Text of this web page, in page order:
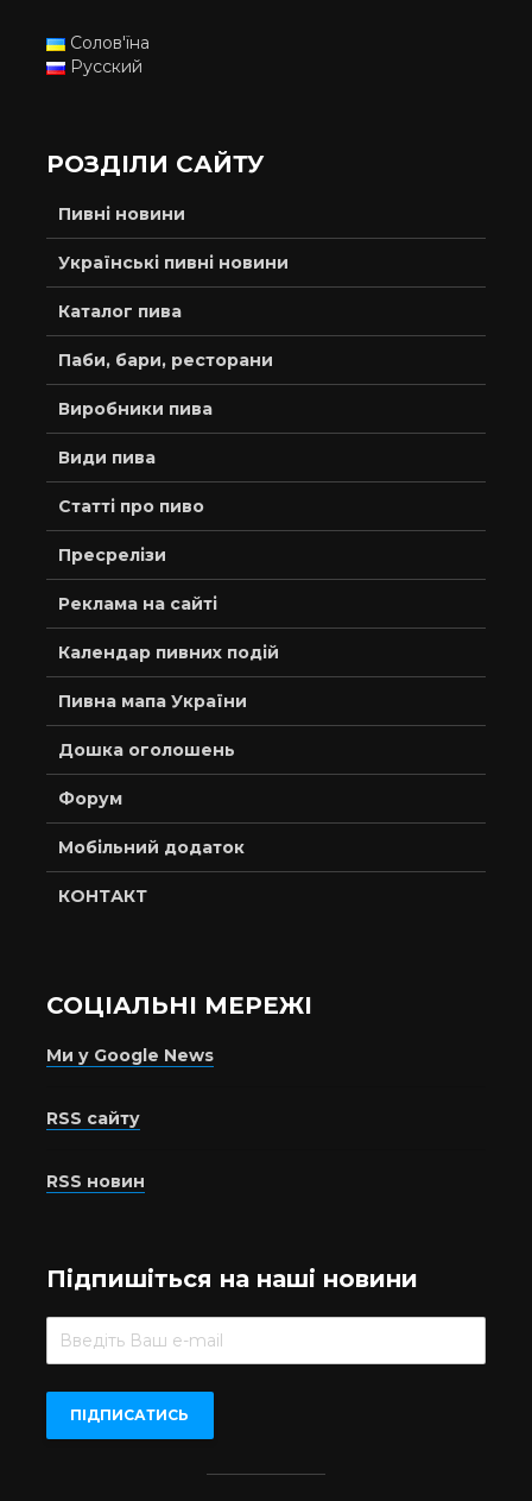
Солов'їна
Русский
РОЗДІЛИ САЙТУ
Пивні новини
Українські пивні новини
Каталог пива
Паби, бари, ресторани
Виробники пива
Види пива
Статті про пиво
Пресрелізи
Реклама на сайті
Календар пивних подій
Пивна мапа України
Дошка оголошень
Форум
Мобільний додаток
КОНТАКТ
СОЦІАЛЬНІ МЕРЕЖІ
Ми у Google News
RSS сайту
RSS новин
Підпишіться на наші новини